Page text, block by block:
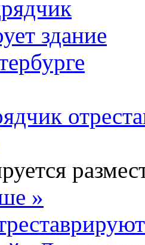
»